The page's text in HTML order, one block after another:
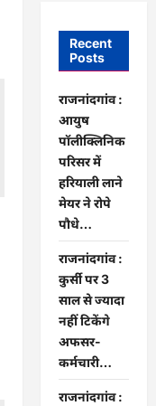
Recent
Posts
राजनांदगांव :
आयुष
पॉलीक्लिनिक
परिसर में
हरियाली लाने
मेयर ने रोपे
पौधे…
राजनांदगांव :
कुर्सी पर 3
साल से ज्यादा
नहीं टिकेंगे
अफसर-
कर्मचारी…
राजनांदगांव :